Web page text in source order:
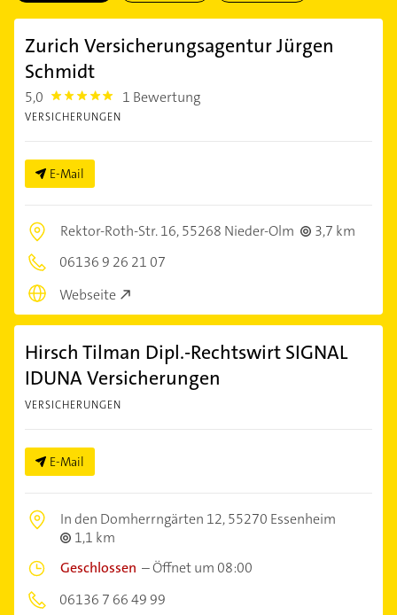
Zurich Versicherungsagentur Jürgen
Schmidt
5,0 5.0 1 Bewertung
VERSICHERUNGEN
E-Mail
Rektor-Roth-Str. 16,55268 Nieder-Olm
3,7 km
06136 9 26 21 07
Webseite
Hirsch Tilman Dipl.-Rechtswirt SIGNAL
IDUNA Versicherungen
VERSICHERUNGEN
E-Mail
In den Domherrngärten 12,55270 Essenheim
1,1 km
Geschlossen –Öffnet um 08:00
06136 7 66 49 99